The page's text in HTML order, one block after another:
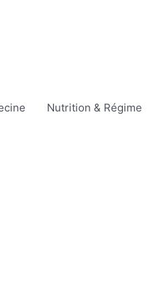
Nutrition & Régime